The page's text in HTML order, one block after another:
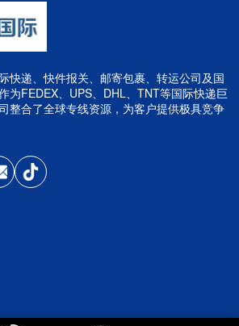
快递、快件报关、邮寄包裹、转运公司及国
为FEDEX、UPS、DHL、TNT等国际快递巨
整合了全球专线资源，为客户提供极具竞争